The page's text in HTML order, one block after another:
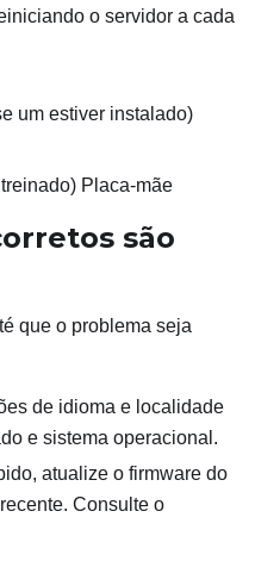
o servidor a cada
um estiver instalado)
Placa-mãe
são
que o problema seja
de idioma e localidade
e sistema operacional.
atualize o firmware do
Consulte o